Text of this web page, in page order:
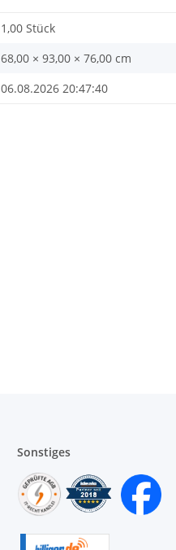
1,00 Stück
68,00 × 93,00 × 76,00 cm
06.08.2026 20:47:40
Sonstiges